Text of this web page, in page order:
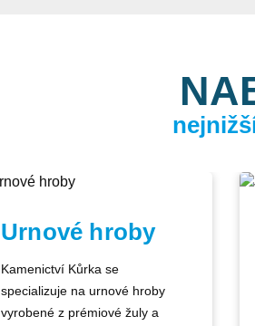
Urnové hroby
Kamenictví Kůrka se
specializuje na urnové hroby
vyrobené z prémiové žuly a